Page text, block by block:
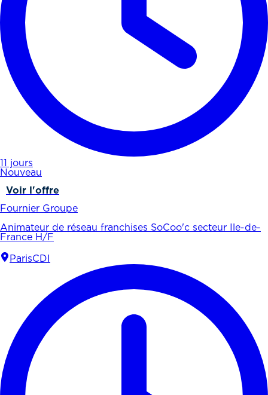
11 jours
Nouveau
Voir l'offre
Fournier Groupe
Animateur de réseau franchises SoCoo'c secteur Ile-de-
France H/F
ParisCDI